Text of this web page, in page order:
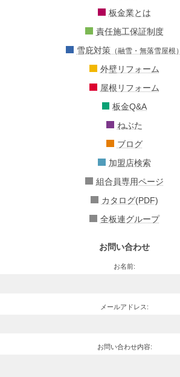
板金業とは
責任施工保証制度
雪庇対策（融雪・無落雪屋根）
外壁リフォーム
屋根リフォーム
板金Q&A
ねぶた
ブログ
加盟店検索
組合員専用ページ
カタログ(PDF)
全板連グループ
お問い合わせ
お名前:
メールアドレス:
お問い合わせ内容: